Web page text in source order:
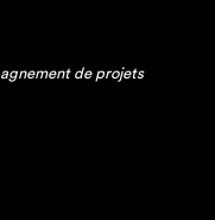
de projets